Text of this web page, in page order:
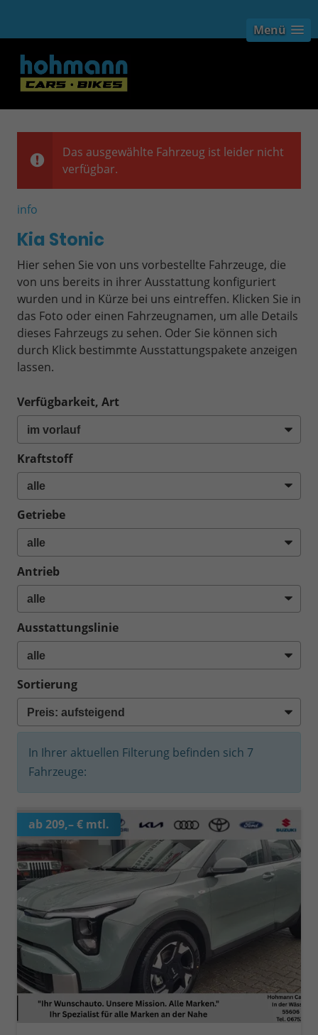
Menü
Das ausgewählte Fahrzeug ist leider nicht
verfügbar.
info
Kia Stonic
Hier sehen Sie von uns vorbestellte Fahrzeuge, die
von uns bereits in ihrer Ausstattung konfiguriert
wurden und in Kürze bei uns eintreffen. Klicken Sie in
das Foto oder einen Fahrzeugnamen, um alle Details
dieses Fahrzeugs zu sehen. Oder Sie können sich
durch Klick bestimmte Ausstattungspakete anzeigen
lassen.
Verfügbarkeit, Art
Kraftstoff
Getriebe
Antrieb
Ausstattungslinie
Sortierung
In Ihrer aktuellen Filterung befinden sich 7
Fahrzeuge:
ab 209,– € mtl.